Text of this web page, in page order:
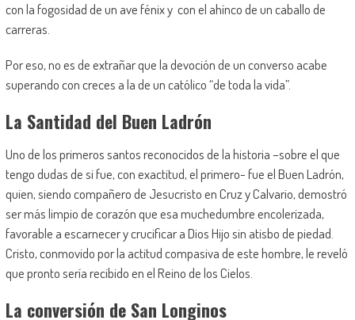
con la fogosidad de un ave fénix y con el ahínco de un caballo de
carreras.
Por eso, no es de extrañar quela devoción de un converso acabe
superando con creces ala deun católico“de toda la vida”.
La Santidad del Buen Ladrón
Uno de los primeros santos reconocidos de la historia –sobre el que
tengo dudas de si fue, con exactitud,el primero-fue el Buen Ladrón,
quien, siendo compañero de Jesucristo en Cruz y Calvario, demostró
ser más limpio de corazón que esa muchedumbre encolerizada,
favorable a escarnecer ycrucificar a Dios Hijo sin atisbo de piedad.
Cristo, conmovido por la actitud compasiva de este hombre, le reveló
que pronto sería recibido en el Reino de los Cielos.
La conversión de San Longinos